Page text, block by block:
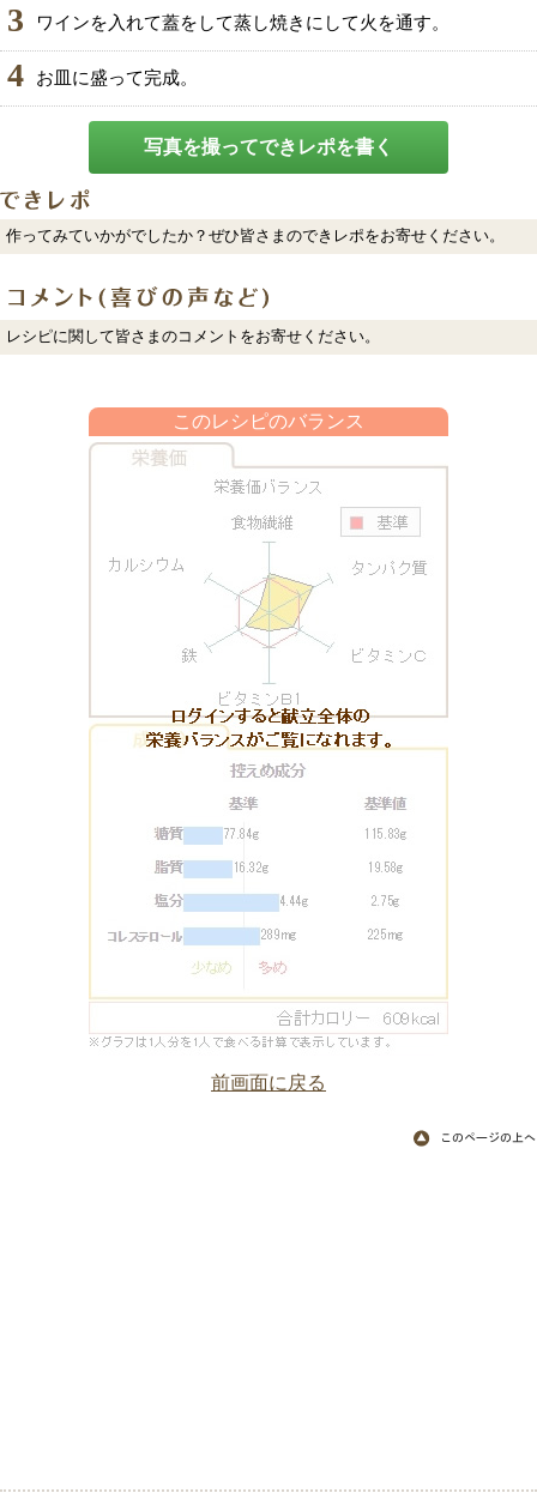
3 ワインを入れて蓋をして蒸し焼きにして火を通す。
4 お皿に盛って完成。
写真を撮ってできレポを書く
作ってみていかがでしたか？ぜひ皆さまのできレポをお寄せください。
レシピに関して皆さまのコメントをお寄せください。
このレシピのバランス
前画面に戻る